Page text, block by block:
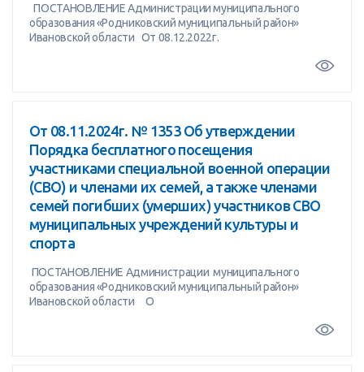
ПОСТАНОВЛЕНИЕ Администрации муниципального
образования «Родниковский муниципальный район»
Ивановской области От 08.12.2022г.
От 08.11.2024г. № 1353 Об утверждении
Порядка бесплатного посещения
участниками специальной военной операции
(СВО) и членами их семей, а также членами
семей погибших (умерших) участников СВО
муниципальных учреждений культуры и
спорта
ПОСТАНОВЛЕНИЕ Администрации муниципального
образования «Родниковский муниципальный район»
Ивановской области О